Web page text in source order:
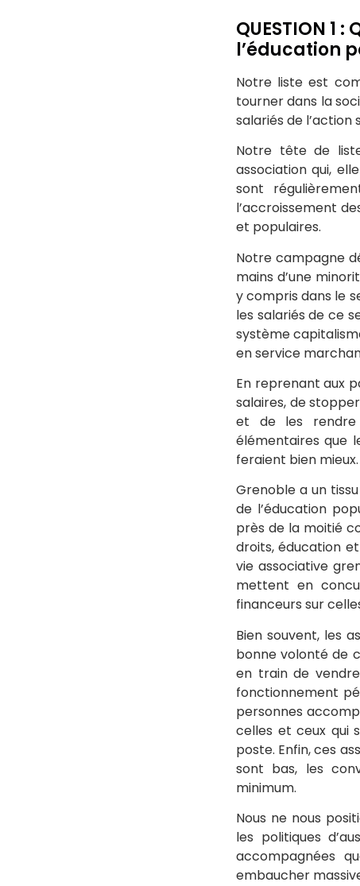
QUESTION
l’éducation
Notre liste est
tourner dans la
salariés de l’action
Notre tête de
association qui,
sont
l’accroissement
et populaires.
Notre campagne
mains d’une
y compris dans le
les salariés de ce
système
en service
En reprenant aux
salaires, de
et de les rendre
élémentaires que
feraient bien mieux.
Grenoble a un
de l’éducation
près de la moitié
droits, éducation
vie associative
mettent en
financeurs sur
Bien souvent, les
bonne volonté de
en train de
fonctionnement
personnes
celles et ceux qui
poste. Enfin, ces
sont bas, les
minimum.
Nous ne nous
les politiques
accompagnées
embaucher